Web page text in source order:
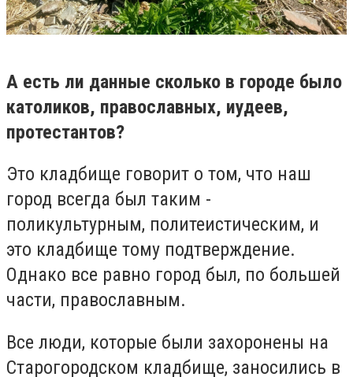
А есть ли данные сколько в городе было
католиков, православных, иудеев,
протестантов?
Это кладбище говорит о том, что наш
город всегда был таким -
поликультурным, политеистическим, и
это кладбище тому подтверждение.
Однако все равно город был, по большей
части, православным.
Все люди, которые были захоронены на
Старогородском кладбище, заносились в